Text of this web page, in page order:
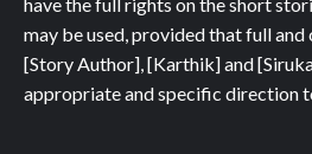
may be used, provided that full
[Story Author], [Karthik] and
appropriate and specific direction